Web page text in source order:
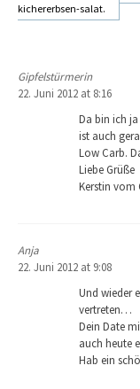
kichererbsen-salat.
Gipfelstürmerin
22. Juni 2012 at 8:16
Da bin ich ja
ist auch
Low Carb.
Liebe Grüße
Kerstin vom
Anja
22. Juni 2012 at 9:08
Und wieder
vertreten…
Dein Date
auch heute
Hab ein